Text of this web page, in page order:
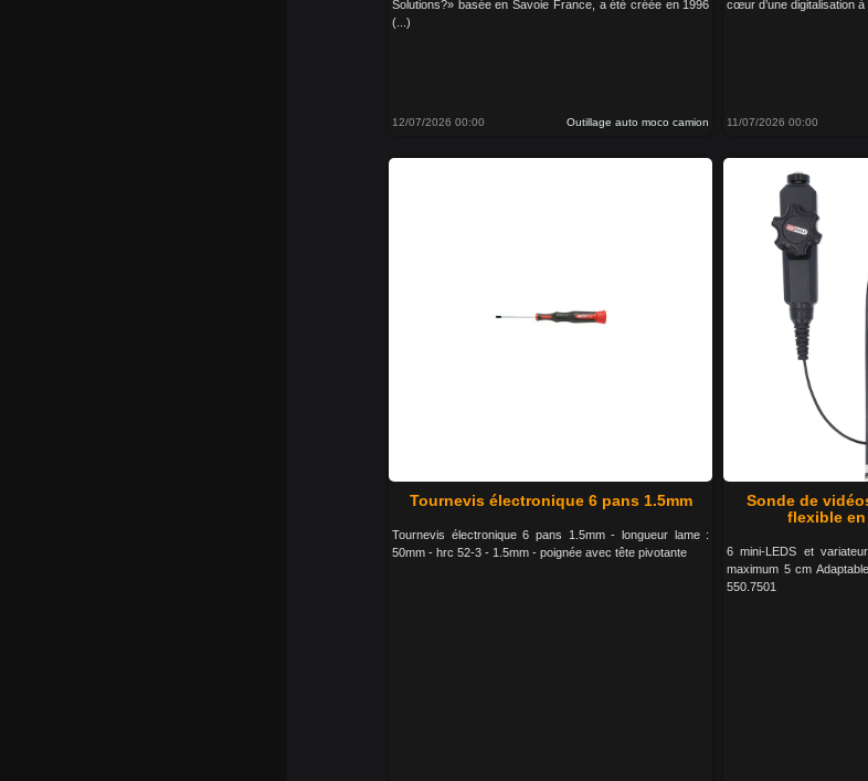
Solutions?» basée en Savoie France, a été créée en 1996
(...)
12/07/2026 00:00 Outillage auto moco camion
cœur d’une digitalisation
11/07/2026 00:00
Tournevis électronique 6 pans 1.5mm
Tournevis électronique 6 pans 1.5mm - longueur lame :
50mm - hrc 52-3 - 1.5mm - poignée avec tête pivotante
Sonde de
flexible en
6 mini-LEDS et
maximum 5 cm
550.7501